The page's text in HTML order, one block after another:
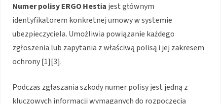
Numer polisy ERGO Hestia jest głównym
identyfikatorem konkretnej umowy w systemie
ubezpieczyciela. Umożliwia powiązanie każdego
zgłoszenia lub zapytania z właściwą polisą i jej zakresem
ochrony [1][3].
Podczas zgłaszania szkody numer polisy jest jedną z
kluczowych informacji wymaganych do rozpoczęcia